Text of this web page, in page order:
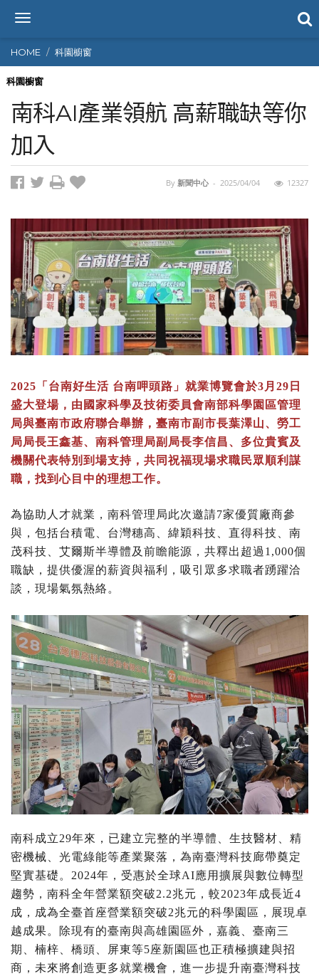
T
g
g
l
n
a
v
i
g
n
HOME 科園櫥窗
科園櫥窗
南科AI產業領航 高薪職缺等你
加入
By 新聞中心 - 2025/04/04 12327
2025「台南好生活 台南呷頭路」就業博覽會於3月29日
盛大登場，由國家科學及技術委員會南部科學園區管理
局與臺南市政府聯合舉辦，臺南市副市長葉澤山、勞工
局局長王鑫基、南科管理局副局長李信昌、多位貴賓及
機關代表特別到場支持，共同祝福現場求職民眾順利謀
職，找到心目中的理想工作。
為協助人才就業，南科管理局此次邀請7家優質廠商參
與，包括台積電、台灣穗高、緯穎科技、直得科技、南
茂科技、艾爾斯半導體及前瞻能源，共釋出超過1,000個
職缺，提供優渥的薪資與福利，吸引眾多求職者踴躍洽
談，現場氣氛熱絡。
南科成立29年來，已建立完整的半導體、生技醫材、精
密機械、光電綠能等產業聚落，為南臺灣科技廊帶奠定
堅實基礎。2024年，受惠於全球AI應用擴展與數位轉型
趨勢，南科全年營業額突破2.2兆元，較2023年成長近4
成，成為全臺首座營業額突破2兆元的科學園區，展現卓
越成果。除現有的臺南與高雄園區外，嘉義、臺南三
期、楠梓、橋頭、屏東等5座新園區也正積極擴建與招
商，未來將創造更多就業機會，進一步提升南臺灣科技